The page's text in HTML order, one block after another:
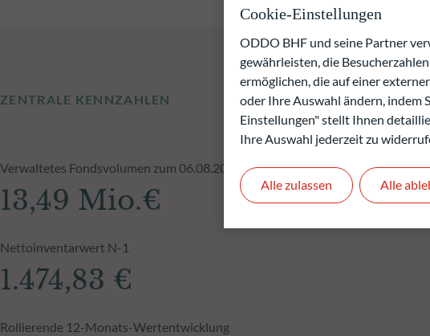
ZENTRALE KENNZAHLEN
Verwaltetes Fondsvolumen zum 06.08.2026
13,49 Mio.€
Nettoinventarwert N-1
1.474,83 €
Rollierende 12-Monats-Wertentwicklung
Cookie-Einstellungen
ODDO BHF und seine Partner
gewährleisten, die
ermöglichen, die auf einer
oder Ihre Auswahl ändern, indem
Einstellungen" stellt Ihnen
Ihre Auswahl jederzeit zu
Alle
Alle zulassen